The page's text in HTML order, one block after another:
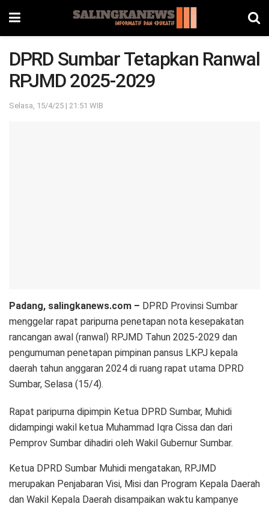
DPRD Sumbar Tetapkan Ranwal
RPJMD 2025-2029
Selasa, 15/4/25 | 21:51 WIB
Padang, salingkanews.com – DPRD Provinsi Sumbar
menggelar rapat paripurna penetapan nota kesepakatan
rancangan awal (ranwal) RPJMD Tahun 2025-2029 dan
pengumuman penetapan pimpinan pansus LKPJ kepala
daerah tahun anggaran 2024 di ruang rapat utama DPRD
Sumbar, Selasa (15/4).
Rapat paripurna dipimpin Ketua DPRD Sumbar, Muhidi
didampingi wakil ketua Muhammad Iqra Cissa dan dari
Pemprov Sumbar dihadiri oleh Wakil Gubernur Sumbar.
Ketua DPRD Sumbar Muhidi mengatakan, RPJMD
merupakan Penjabaran Visi, Misi dan Program Kepala Daerah
dan Wakil Kepala Daerah disampaikan waktu kampanye